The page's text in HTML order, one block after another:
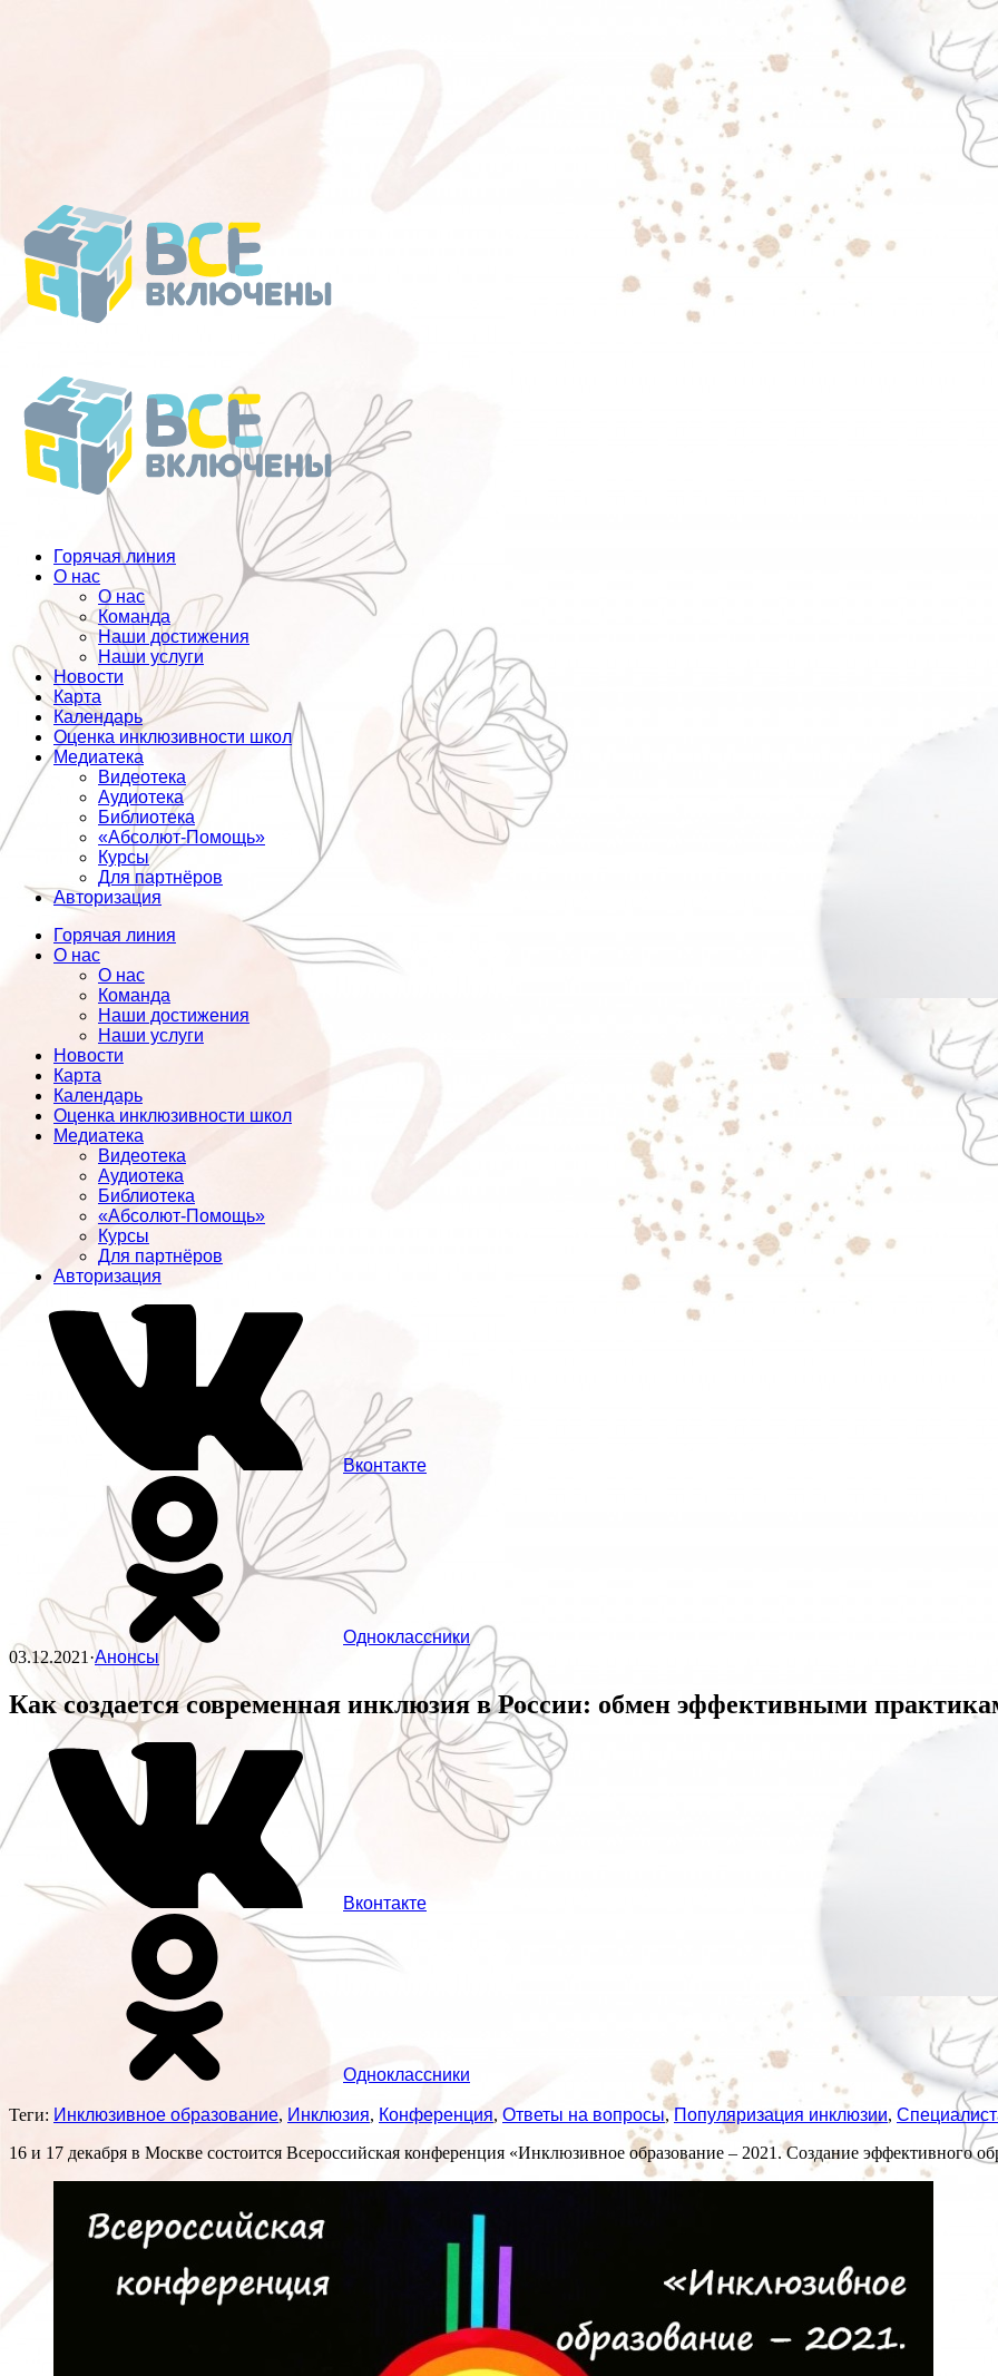
Горячая линия
О нас
О нас
Команда
Наши достижения
Наши услуги
Новости
Карта
Календарь
Оценка инклюзивности школ
Медиатека
Видеотека
Аудиотека
Библиотека
«Абсолют-Помощь»
Курсы
Для партнёров
Авторизация
Горячая линия
О нас
О нас
Команда
Наши достижения
Наши услуги
Новости
Карта
Календарь
Оценка инклюзивности школ
Медиатека
Видеотека
Аудиотека
Библиотека
«Абсолют-Помощь»
Курсы
Для партнёров
Авторизация
Вконтакте
Одноклассники
03.12.2021·Анонсы
Как создается современная инклюзия в России: обмен эффективными
Вконтакте
Одноклассники
Теги: Инклюзивное образование, Инклюзия, Конференция, Ответы на вопросы,Популяризация инклюзии,
16 и 17 декабря в Москве состоится Всероссийская конференция «Инклюзивное образование – 2021. Создание эффективного